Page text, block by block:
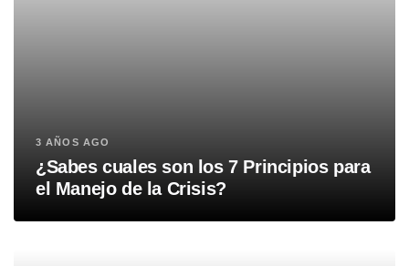
3 AÑOS AGO
¿Sabes cuales son los 7 Principios para
el Manejo de la Crisis?